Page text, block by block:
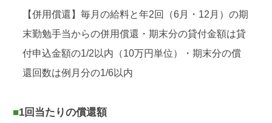
【併用償還】毎月の給料と年2回（6月・12月）の期
末勤勉手当からの併用償還・期末分の貸付金額は貸
付申込金額の1/2以内（10万円単位）・期末分の償
還回数は例月分の1/6以内
■1回当たりの償還額